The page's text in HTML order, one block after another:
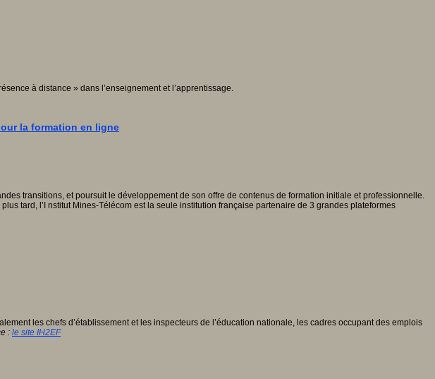
à distance » dans l’enseignement et l’apprentissage.
la formation en ligne
transitions, et poursuit le développement de son offre de contenus de formation initiale et professionnelle.
tard, l’I nstitut Mines-Télécom est la seule institution française partenaire de 3 grandes plateformes
les chefs d’établissement et les inspecteurs de l’éducation nationale, les cadres occupant des emplois
: le site IH2EF